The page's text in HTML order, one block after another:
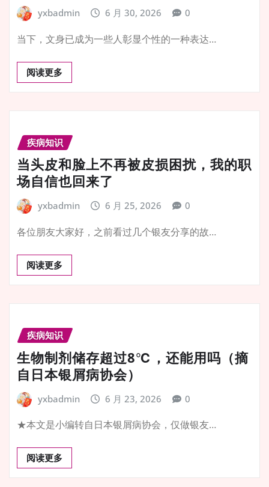
yxbadmin 6 月 30, 2026 0
当下，文身已成为一些人彰显个性的一种表达…
阅读更多
疾病知识
当头皮和脸上不再被皮损困扰，我的职
场自信也回来了
yxbadmin 6 月 25, 2026 0
各位朋友大家好，之前看过几个银友分享的故…
阅读更多
疾病知识
生物制剂储存超过8℃，还能用吗（摘
自日本银屑病协会）
yxbadmin 6 月 23, 2026 0
★本文是小编转自日本银屑病协会，仅做银友…
阅读更多